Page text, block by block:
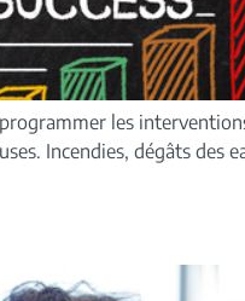
les
Incendies, dégâts des